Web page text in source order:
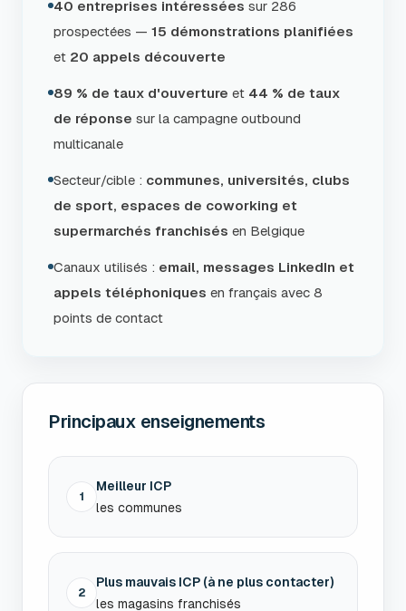
40 entreprises intéressées sur 286
prospectées — 15 démonstrations planifiées
et 20 appels découverte
89 % de taux d'ouverture et 44 % de taux
de réponse sur la campagne outbound
multicanale
Secteur/cible : communes, universités, clubs
de sport, espaces de coworking et
supermarchés franchisés en Belgique
Canaux utilisés : email, messages LinkedIn et
appels téléphoniques en français avec 8
points de contact
Principaux enseignements
1
Meilleur ICP
les communes
2
Plus mauvais ICP (à ne plus contacter)
les magasins franchisés